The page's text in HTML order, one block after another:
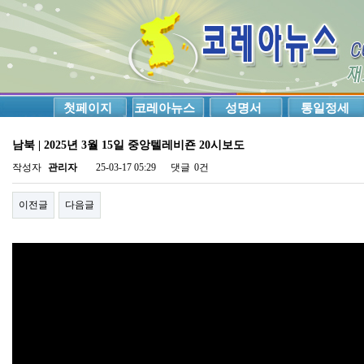
첫페이지 코레아뉴스 성명서 통일정세
남북 | 2025년 3월 15일 중앙텔레비죤 20시보도
작성자 관리자 25-03-17 05:29 댓글 0건
이전글 다음글